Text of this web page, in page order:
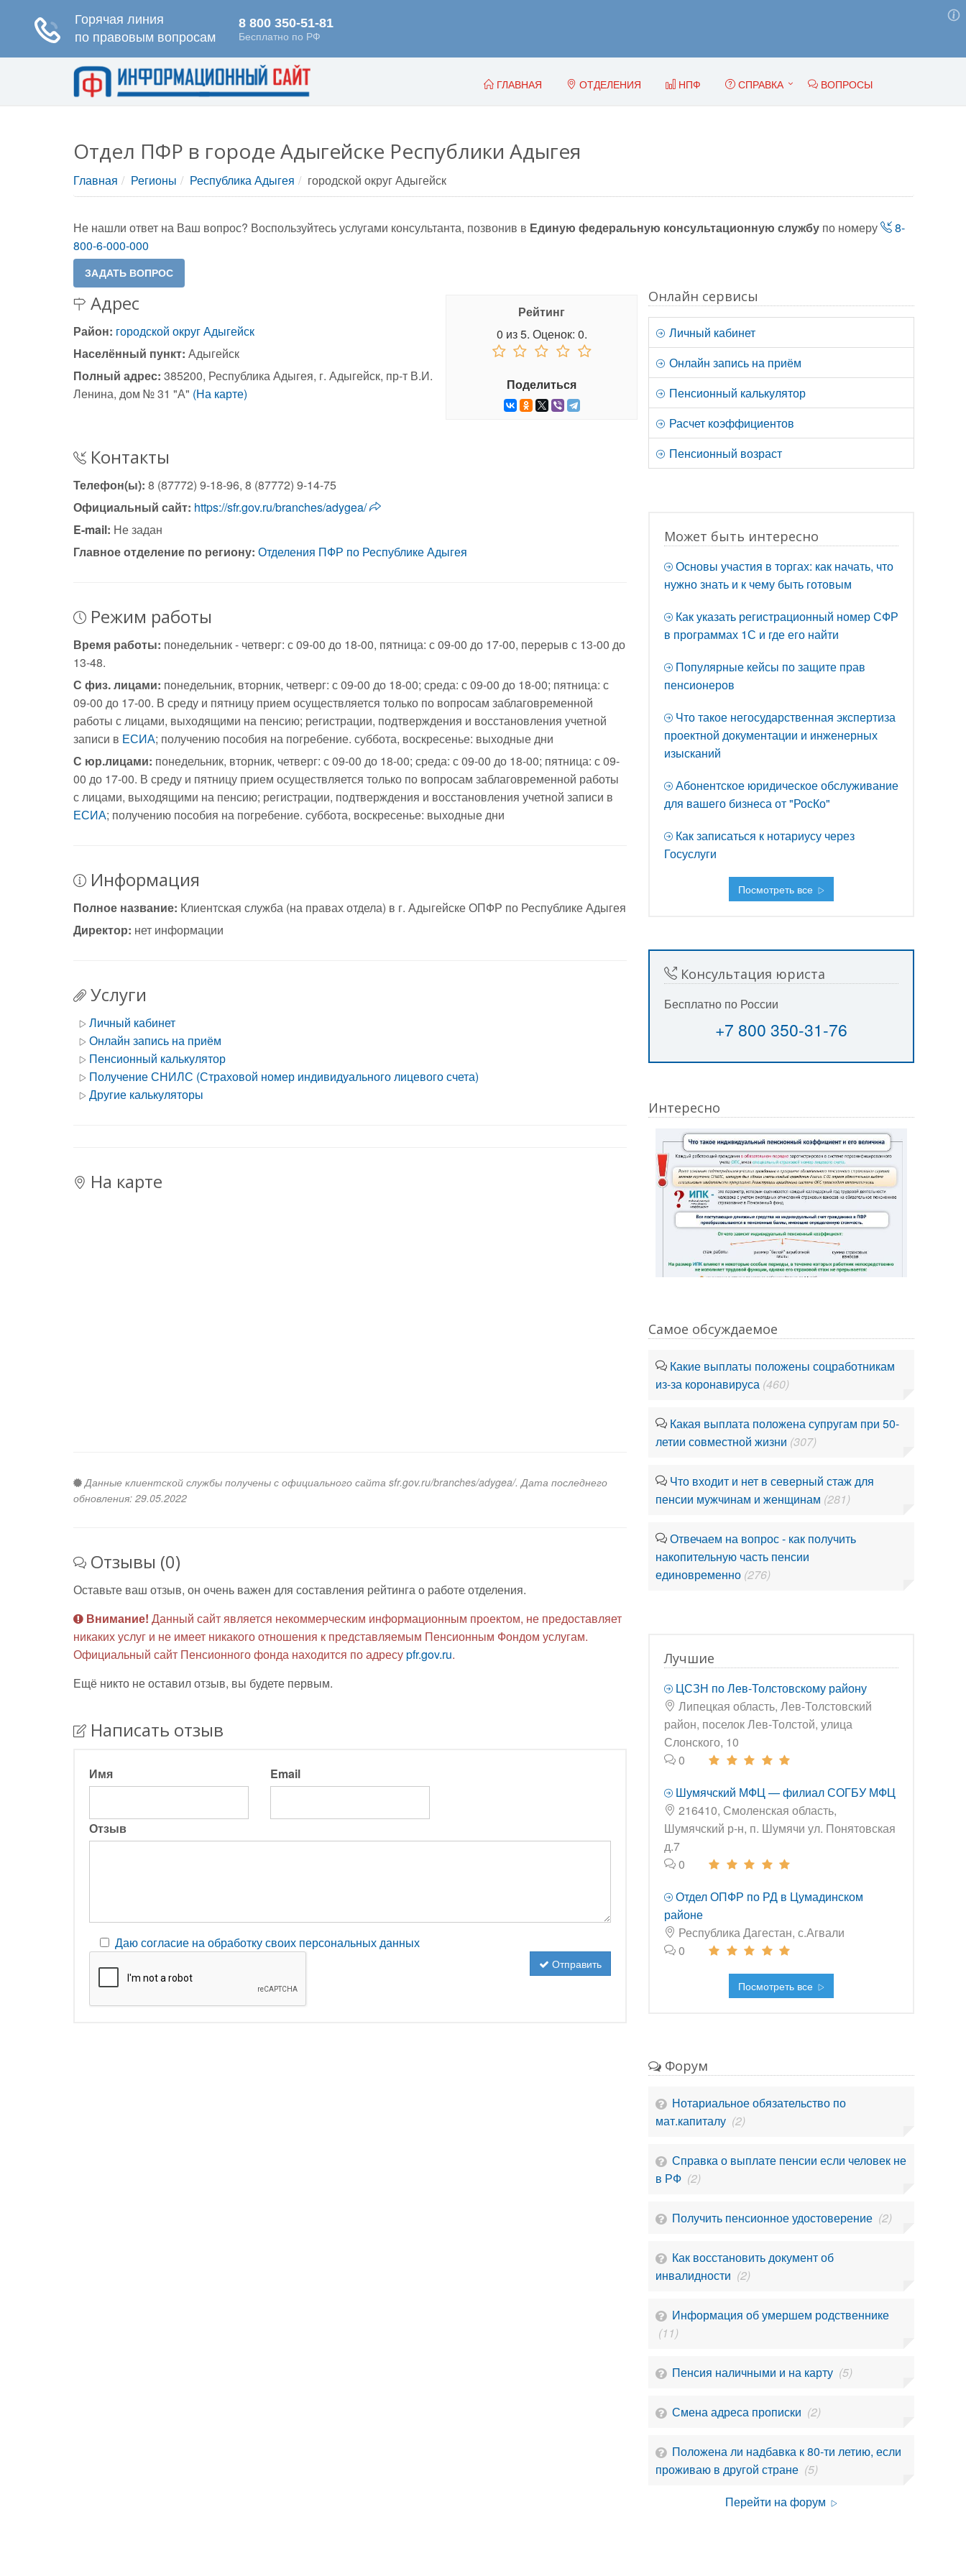
ГЛАВНАЯ ОТДЕЛЕНИЯ НПФ СПРАВКА ВОПРОСЫ
Отдел ПФР в городе Адыгейске Республики Адыгея
Главная Регионы Республика Адыгея городской округ Адыгейск
Не нашли ответ на Ваш вопрос? Воспользуйтесь услугами консультанта, позвонив в Единую федеральную консультационную службу по номеру
8-
800-6-000-000
Адрес
Район: городской округ Адыгейск
Населённый пункт: Адыгейск
Полный адрес: 385200, Республика Адыгея, г. Адыгейск, пр-т В.И.
Ленина, дом № 31 "А" (На карте)
Рейтинг
0 из5. Оценок: 0.
Поделиться
Контакты
Телефон(ы): 8 (87772) 9-18-96, 8 (87772) 9-14-75
Официальный сайт: https://sfr.gov.ru/branches/adygea/
E-mail: Не задан
Главное отделение по региону: Отделения ПФР по Республике Адыгея
Режим работы
Время работы: понедельник - четверг: с 09-00 до 18-00, пятница: с 09-00 до 17-00, перерыв с 13-00 до
13-48.
С физ. лицами: понедельник, вторник, четверг: с 09-00 до 18-00; среда: с 09-00 до 18-00; пятница: с
09-00 до 17-00. В среду и пятницу прием осуществляется только по вопросам заблаговременной
работы с лицами, выходящими на пенсию; регистрации, подтверждения и восстановления учетной
записи в ЕСИА; получению пособия на погребение. суббота, воскресенье: выходные дни
С юр.лицами: понедельник, вторник, четверг: с 09-00 до 18-00; среда: с 09-00 до 18-00; пятница: с 09-
00 до 17-00. В среду и пятницу прием осуществляется только по вопросам заблаговременной работы
с лицами, выходящими на пенсию; регистрации, подтверждения и восстановления учетной записи в
ЕСИА; получению пособия на погребение. суббота, воскресенье: выходные дни
Информация
Полное название: Клиентская служба (на правах отдела) в г. Адыгейске ОПФР по Республике Адыгея
Директор: нет информации
Услуги
Личный кабинет
Онлайн запись на приём
Пенсионный калькулятор
Получение СНИЛС (Страховой номер индивидуального лицевого счета)
Другие калькуляторы
На карте
Данные клиентской службы получены с официального сайта sfr.gov.ru/branches/adygea/. Дата последнего
обновления: 29.05.2022
Отзывы (0)
Оставьте ваш отзыв, он очень важен для составления рейтинга о работе отделения.
Внимание! Данный сайт является некоммерческим информационным проектом, не предоставляет
никаких услуг и не имеет никакого отношения к представляемым Пенсионным Фондом услугам.
Официальный сайт Пенсионного фонда находится по адресуpfr.gov.ru.
Ещё никто не оставил отзыв, вы будете первым.
Написать отзыв
Имя Email
Отзыв
Даю согласие на обработку своих персональных данных
Отправить
Онлайн сервисы
Личный кабинет
Онлайн запись на приём
Пенсионный калькулятор
Расчет коэффициентов
Пенсионный возраст
Может быть интересно
Основы участия в торгах: как начать, что
нужно знать и к чему быть готовым
Как указать регистрационный номер СФР
в программах 1С и где его найти
Популярные кейсы по защите прав
пенсионеров
Что такое негосударственная экспертиза
проектной документации и инженерных
изысканий
Абонентское юридическое обслуживание
для вашего бизнеса от "РосКо"
Как записаться к нотариусу через
Госуслуги
Посмотреть все
Консультация юриста
Бесплатно по России
+7 800 350-31-76
Интересно
Самое обсуждаемое
Какие выплаты положены соцработникам
из-за коронавируса (460)
Какая выплата положена супругам при 50-
летии совместной жизни (307)
Что входит и нет в северный стаж для
пенсии мужчинам и женщинам (281)
Отвечаем на вопрос - как получить
накопительную часть пенсии
единовременно (276)
Лучшие
ЦСЗН по Лев-Толстовскому району
Липецкая область, Лев-Толстовский
район, поселок Лев-Толстой, улица
Слонского, 10
0
Шумячский МФЦ — филиал СОГБУ МФЦ
216410, Смоленская область,
Шумячский р-н, п. Шумячи ул. Понятовская
д.7
0
Отдел ОПФР по РД в Цумадинском
районе
Республика Дагестан, с.Агвали
0
Посмотреть все
Форум
Нотариальное обязательство по
мат.капиталу (2)
Справка о выплате пенсии если человек не
в РФ (2)
Получить пенсионное удостоверение (2)
Как восстановить документ об
инвалидности (2)
Информация об умершем родственнике
(11)
Пенсия наличными и на карту (5)
Смена адреса прописки (2)
Положена ли надбавка к 80-ти летию, если
проживаю в другой стране (5)
Перейти на форум